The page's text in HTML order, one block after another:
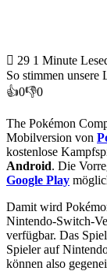
29 1 Minute
So stimmen unsere
👍0👎0
The Pokémon
Mobilversion von
kostenlose
Android. Die
Google Play
Damit wird
Nintendo-Switch-
verfügbar. Das
Spieler auf
können also